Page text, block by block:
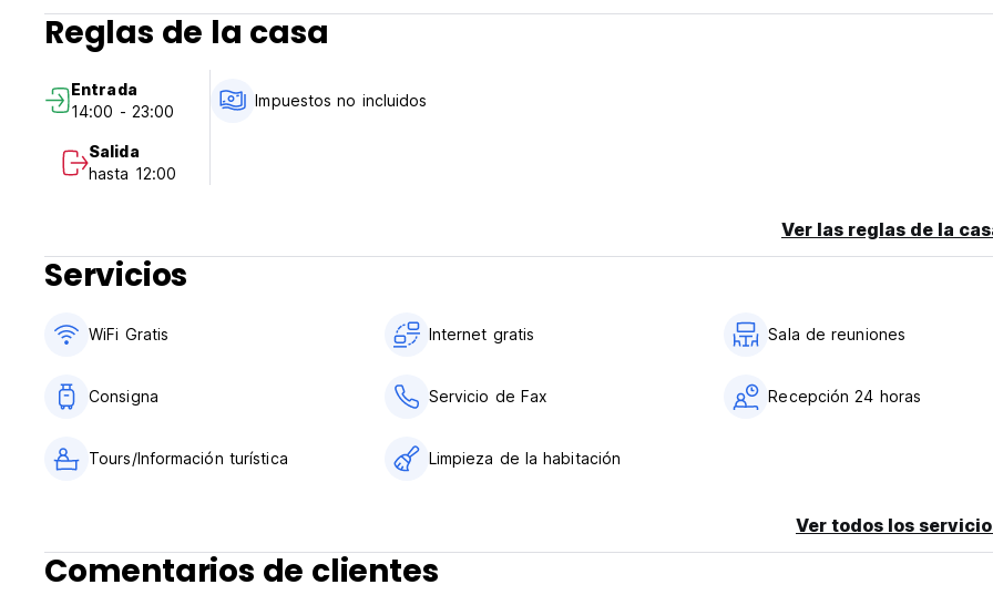
Las tasas de impuestos son de 0,5 Euro por noche para cada habitación. (Auto-translated from original language)
Reglas de la casa
Entrada
14:00 - 23:00
Salida
hasta 12:00
Impuestos no incluidos
Ver las reglas de la
Servicios
WiFi Gratis Internet gratis Sala de reuniones
Consigna Servicio de Fax Recepción 24 horas
Tours/Información turística Limpieza de la habitación
Ver todos los
Comentarios de clientes